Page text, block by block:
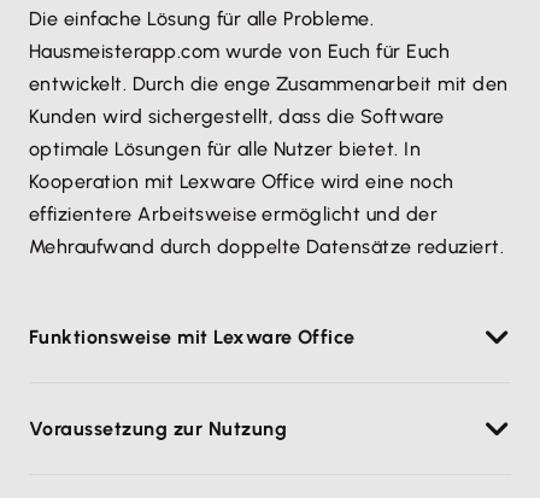
Die einfache Lösung für alle Probleme.
Hausmeisterapp.com wurde von Euch für Euch
entwickelt. Durch die enge Zusammenarbeit mit den
Kunden wird sichergestellt, dass die Software
optimale Lösungen für alle Nutzer bietet. In
Kooperation mit Lexware Office wird eine noch
effizientere Arbeitsweise ermöglicht und der
Mehraufwand durch doppelte Datensätze reduziert.
Funktionsweise mit Lexware Office
Hausmeisterapp integriert werden. Alle Schritte, von
Voraussetzung zur Nutzung